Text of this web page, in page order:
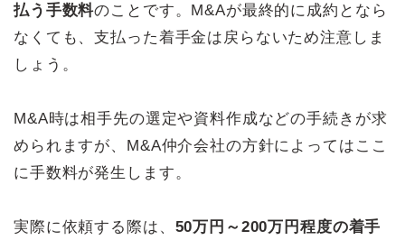
払う手数料のことです。M&Aが最終的に成約となら
なくても、支払った着手金は戻らないため注意しま
しょう。
M&A時は相手先の選定や資料作成などの手続きが求
められますが、M&A仲介会社の方針によってはここ
に手数料が発生します。
実際に依頼する際は、 50万円～200万円程度の着手